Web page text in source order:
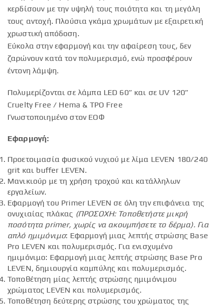
κερδίσουν με την υψηλή τους ποιότητα και τη μεγάλη
τους αντοχή. Πλούσια γκάμα χρωμάτων με εξαιρετική
χρωστική απόδοση.
Εύκολα στην εφαρμογή και την αφαίρεση τους, δεν
ζαρώνουν κατά τον πολυμερισμό, ενώ προσφέρουν
έντονη λάμψη.
Πολυμερίζονται σε λάμπα LED 60” και σε UV 120”
Cruelty Free / Hema & TPO Free
Γνωστοποιημένο στον ΕΟΦ
Εφαρμογή:
Προετοιμασία φυσικού νυχιού με λίμα LEVEN 180/240
grit και buffer LEVEN.
Μανικιούρ με τη χρήση τροχού και κατάλληλων
εργαλείων.
Εφαρμογή του Primer LEVEN σε όλη την επιφάνεια της
ονυχιαίας πλάκας (ΠΡΟΣΟΧΗ: Τοποθετήστε μικρή
ποσότητα primer, χωρίς να ακουμπήσετε το δέρμα).Για
απλό ημιμόνιμο: Εφαρμογή μιας λεπτής στρώσης Base
Pro LEVEN και πολυμερισμός. Για ενισχυμένο
ημιμόνιμο: Εφαρμογή μιας λεπτής στρώσης Base Pro
LEVEN, δημιουργία καμπύλης και πολυμερισμός.
Τοποθέτηση μίας λεπτής στρώσης ημιμόνιμου
χρώματος LEVEN και πολυμερισμός.
Τοποθέτηση δεύτερης στρώσης του χρώματος της